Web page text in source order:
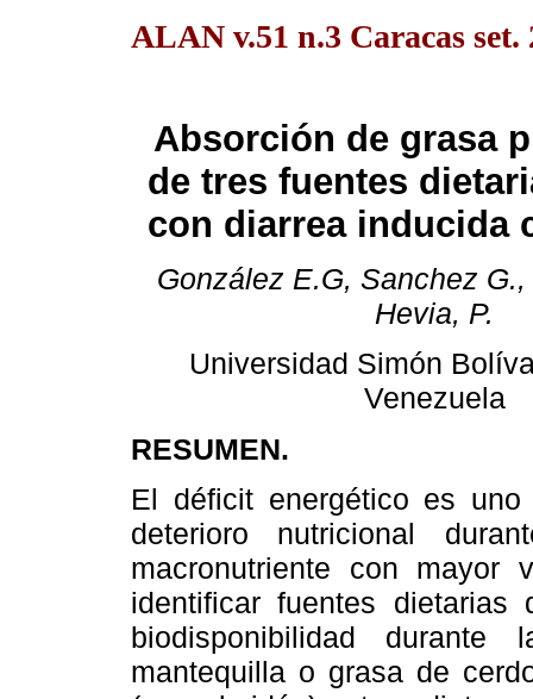
ALAN v.51 n.3 Caracas set.
Absorción de grasa
de tres fuentes
con diarrea inducida
González E.G, Sanchez
Hevia, P.
Universidad Simón
Venezuela
RESUMEN.
El déficit energético es
deterioro nutricional
macronutriente con mayor
identificar fuentes
biodisponibilidad
mantequilla o grasa de